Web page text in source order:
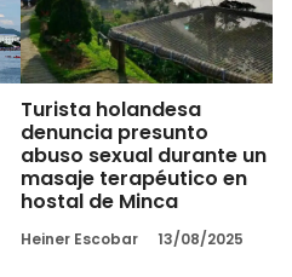
Turista holandesa
denuncia presunto
abuso sexual durante un
masaje terapéutico en
hostal de Minca
Heiner Escobar 13/08/2025